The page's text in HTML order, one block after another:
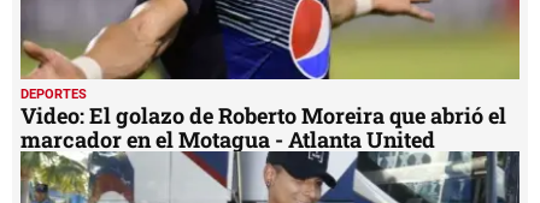
DEPORTES
Video: El golazo de Roberto Moreira que abrió el
marcador en el Motagua - Atlanta United